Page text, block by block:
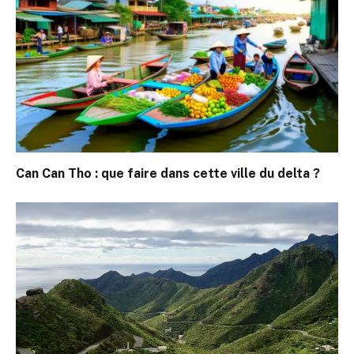
Can Can Tho : que faire dans cette ville du delta ?